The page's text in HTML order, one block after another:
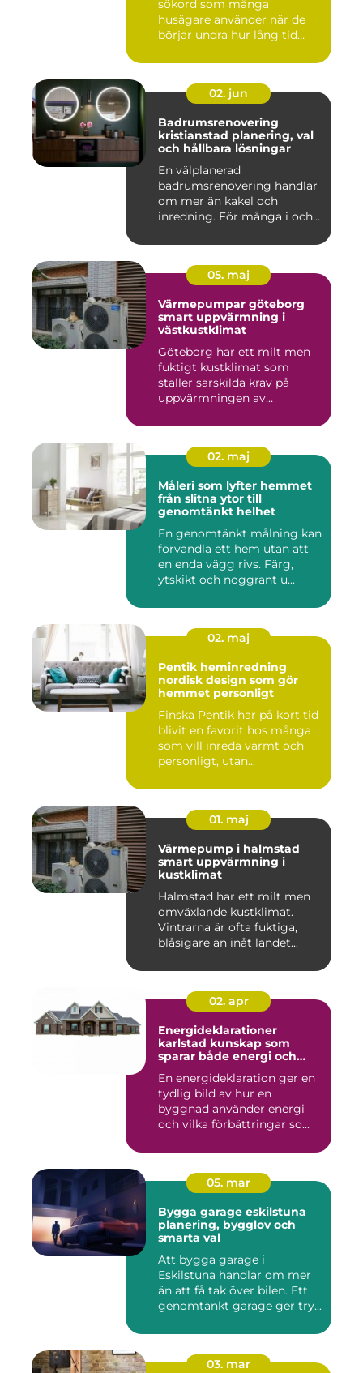
sökord som många
husägare använder när de
börjar undra hur lång tid
02. jun
Badrumsrenovering
kristianstad planering, val
och hållbara lösningar
En välplanerad
badrumsrenovering handlar
om mer än kakel och
inredning. För många i och
05. maj
Värmepumpar göteborg
smart uppvärmning i
västkustklimat
Göteborg har ett milt men
fuktigt kustklimat som
ställer särskilda krav på
uppvärmningen av
02. maj
Måleri som lyfter hemmet
från slitna ytor till
genomtänkt helhet
En genomtänkt målning kan
förvandla ett hem utan att
en enda vägg rivs. Färg,
ytskikt och noggrant u...
02. maj
Pentik heminredning
nordisk design som gör
hemmet personligt
Finska Pentik har på kort tid
blivit en favorit hos många
som vill inreda varmt och
personligt, utan...
01. maj
Värmepump i halmstad
smart uppvärmning i
kustklimat
Halmstad har ett milt men
omväxlande kustklimat.
Vintrarna är ofta fuktiga,
blåsigare än inåt landet...
02. apr
Energideklarationer
karlstad kunskap som
sparar både energi och
En energideklaration ger en
tydlig bild av hur en
byggnad använder energi
och vilka förbättringar so...
05. mar
Bygga garage eskilstuna
planering, bygglov och
smarta val
Att bygga garage i
Eskilstuna handlar om mer
än att få tak över bilen. Ett
genomtänkt garage ger try...
03. mar